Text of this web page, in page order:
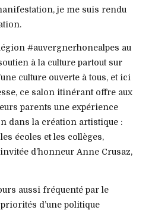
je me suis rendu
#auvergnerhonealpes au
à la culture partout sur
culture ouverte à tous, et ici
ce salon itinérant offre aux
parents une expérience
dans la création artistique :
écoles et les collèges,
d’honneur Anne Crusaz,
aussi fréquenté par le
d’une politique